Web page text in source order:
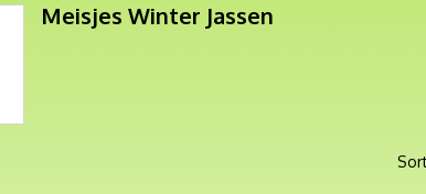
Meisjes Winter Jassen